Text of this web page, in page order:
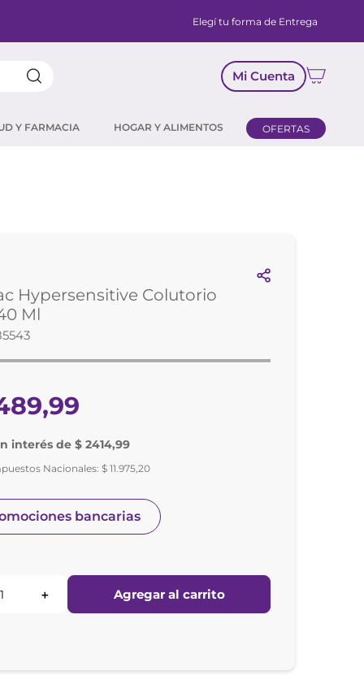
Elegí tu forma de Entrega
Mi Cuenta
Y FARMACIA HOGAR Y ALIMENTOS OFERTAS
Hypersensitive Colutorio
Ml
,99
interés de $ 2414,99
Nacionales:$ 11.975,20
bancarias
＋ Agregar al carrito